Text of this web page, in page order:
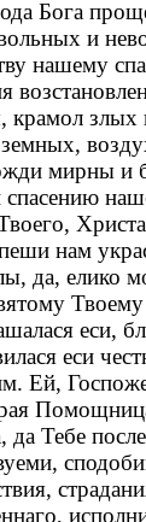
Бога
и
нашему
злых
мирны и
нам
да, елико
еси,
еси
Ей,
да Тебе